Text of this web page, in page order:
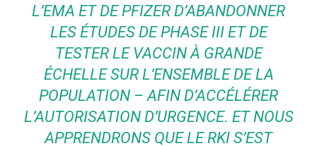
L’EMA ET DE PFIZER D’ABANDONNER
LES ÉTUDES DE PHASE III ET DE
TESTER LE VACCIN À GRANDE
ÉCHELLE SUR L’ENSEMBLE DE LA
POPULATION – AFIN D’ACCÉLÉRER
L’AUTORISATION D’URGENCE. ET NOUS
APPRENDRONS QUE LE RKI S’EST